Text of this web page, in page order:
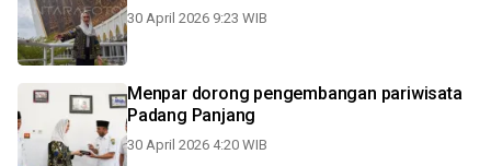
30 April 2026 9:23 WIB
Menpar dorong pengembangan pariwisata
Padang Panjang
30 April 2026 4:20 WIB